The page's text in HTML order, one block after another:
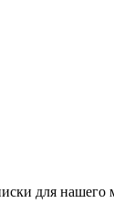
для нашего